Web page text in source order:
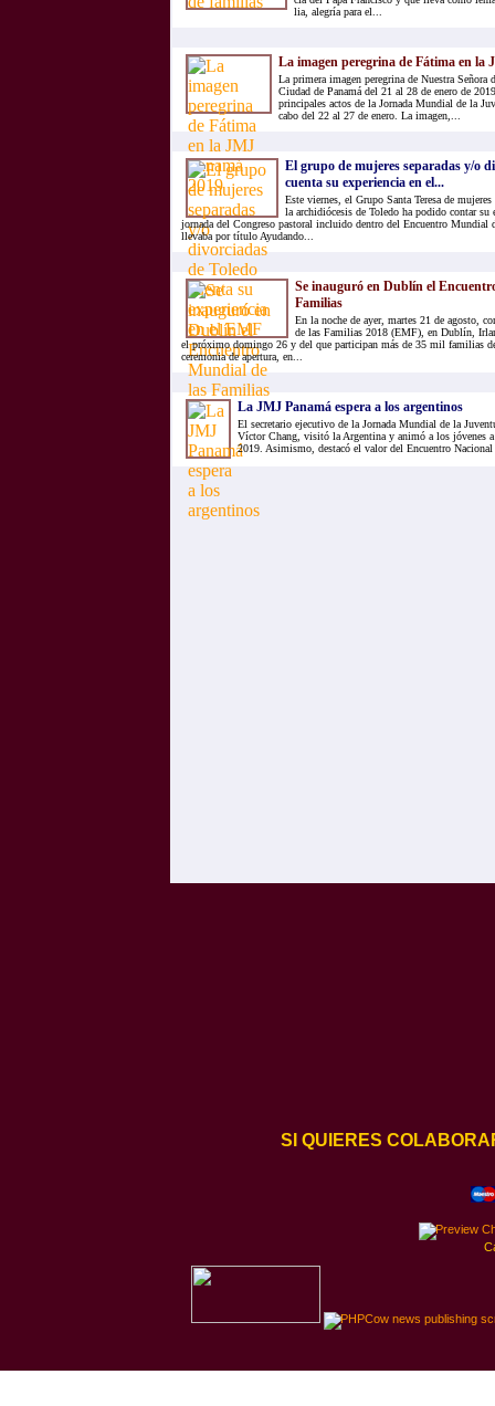
lia, ale­gría para el...
La imagen peregrina de Fátima en la
La primera imagen peregrina de Nuestra Señora
Ciudad de Panamá del 21 al 28 de enero de
principales actos de la Jornada Mundial de la
cabo del 22 al 27 de enero. La imagen,...
El grupo de mujeres separadas y/o
cuenta su experiencia en el...
Este viernes, el Grupo Santa Teresa de
la archidiócesis de Toledo ha podido contar su
jornada del Congreso pastoral incluido dentro del Encuentro Mundial
llevaba por título Ayudando...
Se inauguró en Dublín el
Familias
En la noche de ayer, martes 21 de agosto,
de las Familias 2018 (EMF), en Dublín,
el próximo domingo 26 y del que participan más de 35 mil familias
ceremonia de apertura, en...
La JMJ Panamá espera a los argentinos
El secretario ejecutivo de la Jornada Mundial de la
Víctor Chang, visitó la Argentina y animó a los jóvenes a
2019. Asimismo, destacó el valor del Encuentro
SI QUIERES